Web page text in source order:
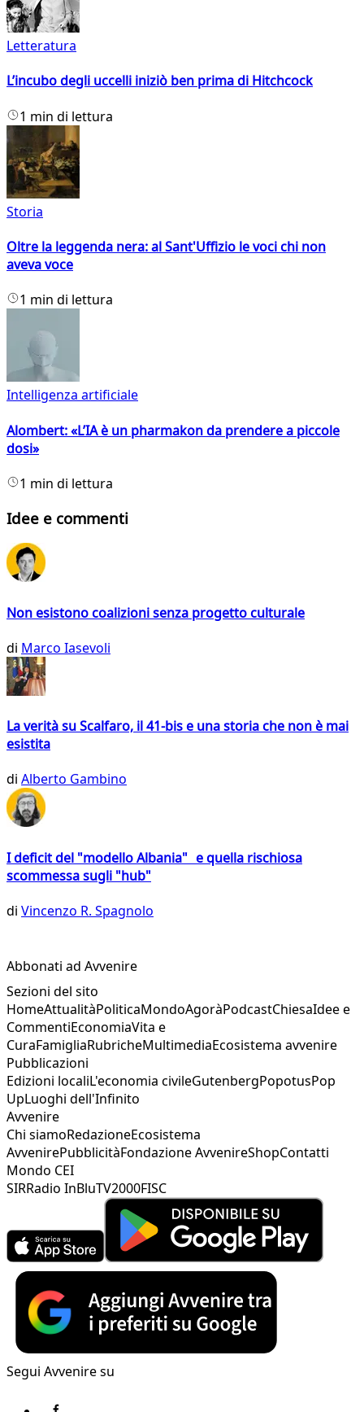
Letteratura
L’incubo degli uccelli iniziò ben prima di Hitchcock
1 min di lettura
Storia
Oltre la leggenda nera: al Sant'Uffizio le voci chi non
aveva voce
1 min di lettura
Intelligenza artificiale
Alombert: «L’IA è un pharmakon da prendere a piccole
dosi»
1 min di lettura
Idee e commenti
Non esistono coalizioni senza progetto culturale
di Marco Iasevoli
La verità su Scalfaro, il 41-bis e una storia che non è mai
esistita
di Alberto Gambino
I deficit del "modello Albania" e quella rischiosa
scommessa sugli "hub"
di Vincenzo R. Spagnolo
Abbonati ad Avvenire
Sezioni del sito
HomeAttualitàPoliticaMondoAgoràPodcastChiesaIdee e
CommentiEconomiaVita e
CuraFamigliaRubricheMultimediaEcosistema avvenire
Pubblicazioni
Edizioni localiL'economia civileGutenbergPopotusPop
UpLuoghi dell'Infinito
Avvenire
Chi siamoRedazioneEcosistema
AvvenirePubblicitàFondazione AvvenireShopContatti
Mondo CEI
SIRRadio InBluTV2000FISC
Segui Avvenire su